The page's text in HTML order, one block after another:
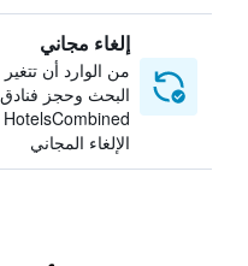
إلغاء مجاني
من الوارد أن
البحث وحجز
الإلغاء المجاني